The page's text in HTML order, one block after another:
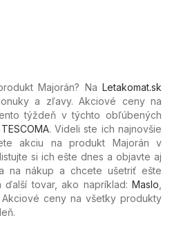
Majorán? Na Letakomat.sk
a zľavy. Akciové ceny na
týždeň v týchto obľúbených
TESCOMA. Videli ste ich najnovšie
akciu na produkt Majorán v
si ich ešte dnes a objavte aj
na nákup a chcete ušetriť ešte
tovar, ako napríklad: Maslo
Akciové ceny na všetky produkty